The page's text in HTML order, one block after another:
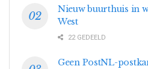
Nieuw buurthuis in
West
22 GEDEELD
Geen PostNL-